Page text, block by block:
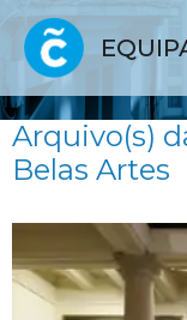
Arquivo(s)
Belas Artes